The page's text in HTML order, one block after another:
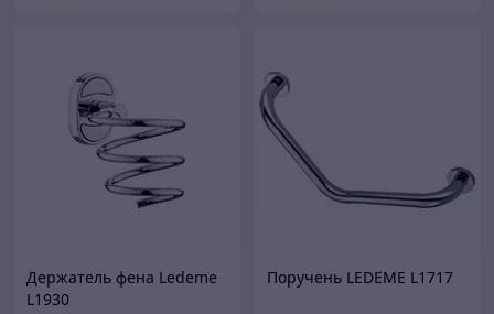
Держатель фена Ledeme
L1930
Поручень LEDEME L1717